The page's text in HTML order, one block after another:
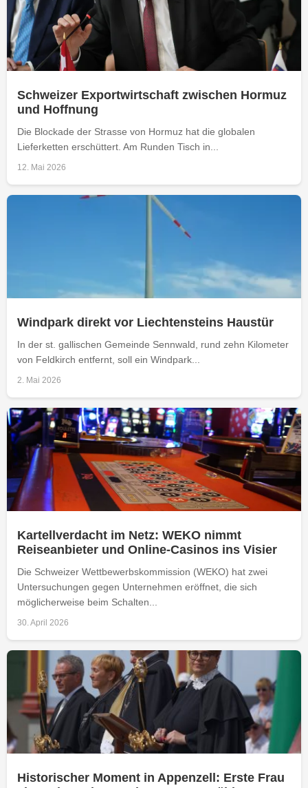
Schweizer Exportwirtschaft zwischen Hormuz
und Hoffnung
Die Blockade der Strasse von Hormuz hat die globalen
Lieferketten erschüttert. Am Runden Tisch in...
12. Mai 2026
Windpark direkt vor Liechtensteins Haustür
In der st. gallischen Gemeinde Sennwald, rund zehn Kilometer
von Feldkirch entfernt, soll ein Windpark...
2. Mai 2026
Kartellverdacht im Netz: WEKO nimmt
Reiseanbieter und Online-Casinos ins Visier
Die Schweizer Wettbewerbskommission (WEKO) hat zwei
Untersuchungen gegen Unternehmen eröffnet, die sich
möglicherweise beim Schalten...
30. April 2026
Historischer Moment in Appenzell: Erste Frau